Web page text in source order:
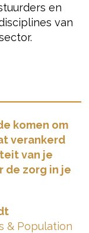
en
van
komen om
verankerd
van je
de zorg in je
& Population